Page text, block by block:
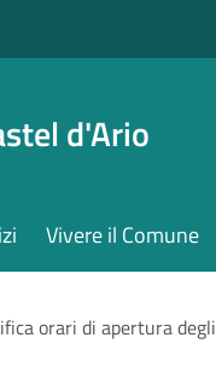
d'Ario
Vivere il Comune
orari di apertura